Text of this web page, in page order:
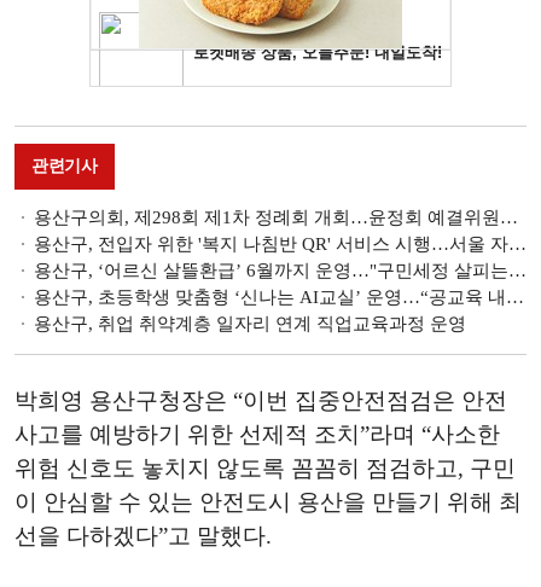
관련기사
용산구의회, 제298회 제1차 정례회 개회…윤정회 예결위원장 선출
용산구, 전입자 위한 '복지 나침반 QR' 서비스 시행…서울 자치구 최초
용산구, ‘어르신 살뜰환급’ 6월까지 운영…"구민세정 살피는 행정에 노력"
용산구, 초등학생 맞춤형 ‘신나는 AI교실’ 운영…“공교육 내실화에 노력”
용산구, 취업 취약계층 일자리 연계 직업교육과정 운영
박희영 용산구청장은 “이번 집중안전점검은 안전
사고를 예방하기 위한 선제적 조치”라며 “사소한
위험 신호도 놓치지 않도록 꼼꼼히 점검하고, 구민
이 안심할 수 있는 안전도시 용산을 만들기 위해 최
선을 다하겠다”고 말했다.